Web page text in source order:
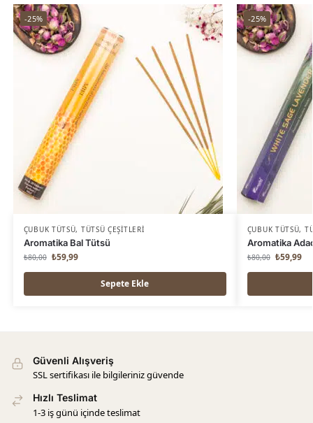
-25%
ÇUBUK TÜTSÜ, TÜTSÜ ÇEŞITLERI
Aromatika Bal Tütsü
₺80,00 ₺59,99
Sepete Ekle
-25%
ÇUBUK TÜTSÜ,
Aromatika
₺80,00 ₺59,99
Güvenli Alışveriş
SSL sertifikası ile bilgileriniz güvende
Hızlı Teslimat
1-3 iş günü içinde teslimat